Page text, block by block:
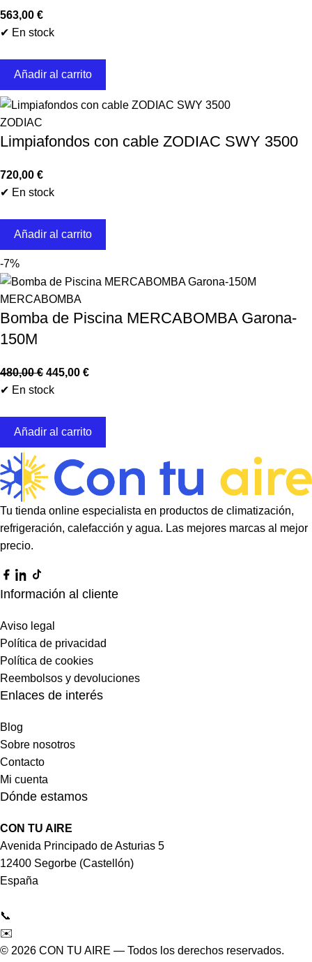
563,00 €
✔ En stock
Añadir al carrito
ZODIAC
Limpiafondos con cable ZODIAC SWY 3500
720,00 €
✔ En stock
Añadir al carrito
-7%
MERCABOMBA
Bomba de Piscina MERCABOMBA Garona-
150M
480,00€ 445,00 €
✔ En stock
Añadir al carrito
Tu tienda online especialista en productos de climatización,
refrigeración, calefacción y agua. Las mejores marcas al mejor
precio.
Información al cliente
Aviso legal
Política de privacidad
Política de cookies
Reembolsos y devoluciones
Enlaces de interés
Blog
Sobre nosotros
Contacto
Mi cuenta
Dónde estamos
CON TU AIRE
Avenida Principado de Asturias 5
12400 Segorbe (Castellón)
España
📞
✉️
© 2026 CON TU AIRE — Todos los derechos reservados.